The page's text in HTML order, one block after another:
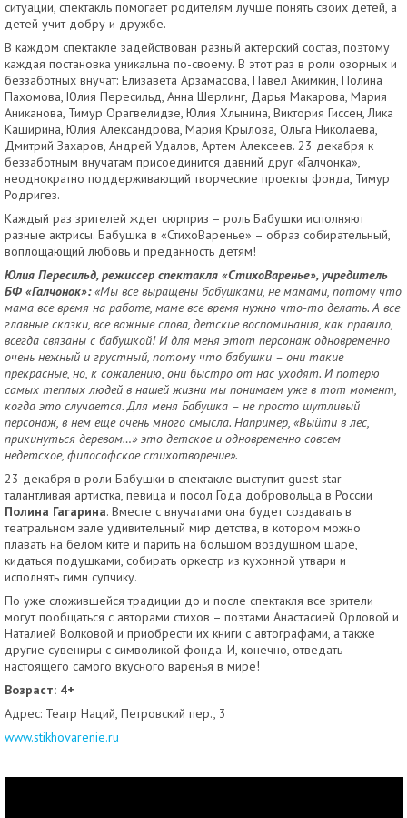
ситуации, спектакль помогает родителям лучше понять своих детей, а
детей учит добру и дружбе.
В каждом спектакле задействован разный актерский состав, поэтому
каждая постановка уникальна по-своему. В этот раз в роли озорных и
беззаботных внучат: Елизавета Арзамасова, Павел Акимкин, Полина
Пахомова, Юлия Пересильд, Анна Шерлинг, Дарья Макарова, Мария
Аниканова, Тимур Орагвелидзе, Юлия Хлынина, Виктория Гиссен, Лика
Каширина, Юлия Александрова, Мария Крылова, Ольга Николаева,
Дмитрий Захаров, Андрей Удалов, Артем Алексеев. 23 декабря к
беззаботным внучатам присоединится давний друг «Галчонка»,
неоднократно поддерживающий творческие проекты фонда, Тимур
Родригез.
Каждый раз зрителей ждет сюрприз – роль Бабушки исполняют
разные актрисы. Бабушка в «СтихоВаренье» – образ собирательный,
воплощающий любовь и преданность детям!
Юлия Пересильд, режиссер спектакля «СтихоВаренье», учредитель
БФ «Галчонок»: «Мы все выращены бабушками, не мамами, потому что
мама все время на работе, маме все время нужно что-то делать. А все
главные сказки, все важные слова, детские воспоминания, как правило,
всегда связаны с бабушкой! И для меня этот персонаж одновременно
очень нежный и грустный, потому что бабушки – они такие
прекрасные, но, к сожалению, они быстро от нас уходят. И потерю
самых теплых людей в нашей жизни мы понимаем уже в тот момент,
когда это случается. Для меня Бабушка – не просто шутливый
персонаж, в нем еще очень много смысла. Например, «Выйти в лес,
прикинуться деревом…» это детское и одновременно совсем
недетское, философское стихотворение».
23 декабря в роли Бабушки в спектакле выступит guest star –
талантливая артистка, певица и посол Года добровольца в России
Полина Гагарина. Вместе с внучатами она будет создавать в
театральном зале удивительный мир детства, в котором можно
плавать на белом ките и парить на большом воздушном шаре,
кидаться подушками, собирать оркестр из кухонной утвари и
исполнять гимн супчику.
По уже сложившейся традиции до и после спектакля все зрители
могут пообщаться с авторами стихов – поэтами Анастасией Орловой и
Наталией Волковой и приобрести их книги с автографами, а также
другие сувениры с символикой фонда. И, конечно, отведать
настоящего самого вкусного варенья в мире!
Возраст: 4+
Адрес: Театр Наций, Петровский пер., 3
www.stikhovarenie.ru